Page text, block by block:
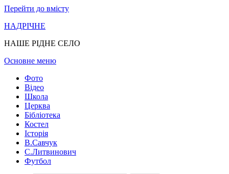
Перейти до вмісту
НАДРІЧНЕ
НАШЕ РІДНЕ СЕЛО
Основне меню
Фото
Відео
Школа
Церква
Бібліотека
Костел
Історія
В.Савчук
С.Литвинович
Футбол